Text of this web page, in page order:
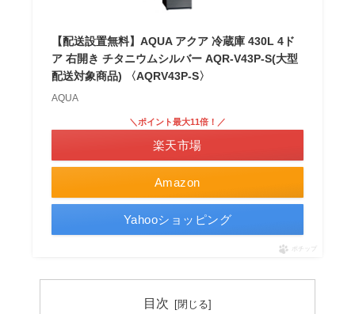
【配送設置無料】AQUA アクア 冷蔵庫 430L 4ド
ア 右開き チタニウムシルバー AQR-V43P-S(大型
配送対象商品) 〈AQRV43P-S〉
AQUA
Amazon
＼ポイント最大11倍！／
楽天市場
Yahooショッピング
ポチップ
目次